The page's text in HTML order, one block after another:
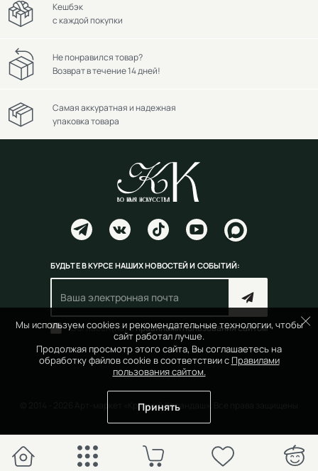
Мы используем cookies и рекомендательные технологии, чтобы
сайт работал лучше.
Продолжая просмотр этого сайта, Вы соглашаетесь на
обработку файлов cookie в соответствии с Правилами
пользования сайтом.
Принять
Кешбэк
с каждой покупки
Не понравился товар?
Возврат в течение 14 дней!
Самая аккуратная и надежная
упаковка товара
БУДЬТЕ В КУРСЕ НАШИХ НОВОСТЕЙ И СОБЫТИЙ:
Согласен(на) справилами пользования сайтом
© 2014 - 2026 Арт-маркет «Красный Карандаш». Все права защищены